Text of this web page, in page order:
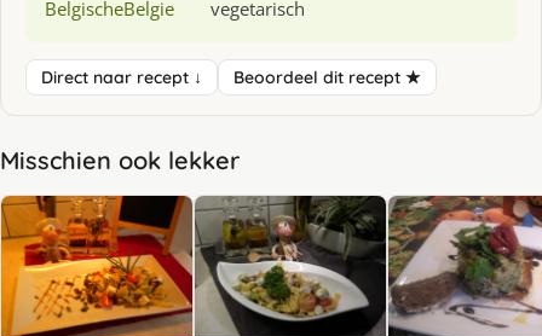
BelgischeBelgie vegetarisch
Direct naar recept ↓ Beoordeel dit recept ★
Misschien ook lekker